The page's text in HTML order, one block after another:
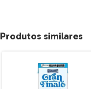
Produtos similares